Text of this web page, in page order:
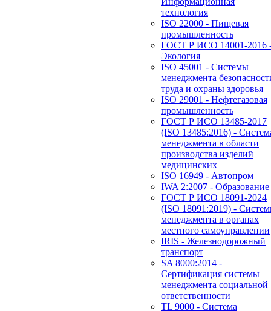
технология
ISO 22000 - Пищевая
промышленность
ГОСТ Р ИСО 14001-2016
Экология
ISO 45001 - Системы
менеджмента
труда и охраны здоровья
ISO 29001 - Нефтегазовая
промышленность
ГОСТ Р ИСО 13485-2017
(ISO 13485:2016) -
менеджмента в области
производства изделий
медицинских
ISO 16949 - Автопром
IWA 2:2007 - Образование
ГОСТ Р ИСО 18091-2024
(ISO 18091:2019) -
менеджмента в органах
местного самоуправлении
IRIS - Железнодорожный
транспорт
SA 8000:2014 -
Сертификация системы
менеджмента социальной
ответственности
TL 9000 - Система